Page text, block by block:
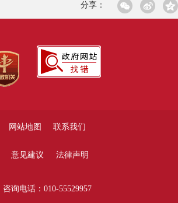
分享：
网站地图 联系我们
意见建议 法律声明
咨询电话：010-55529957